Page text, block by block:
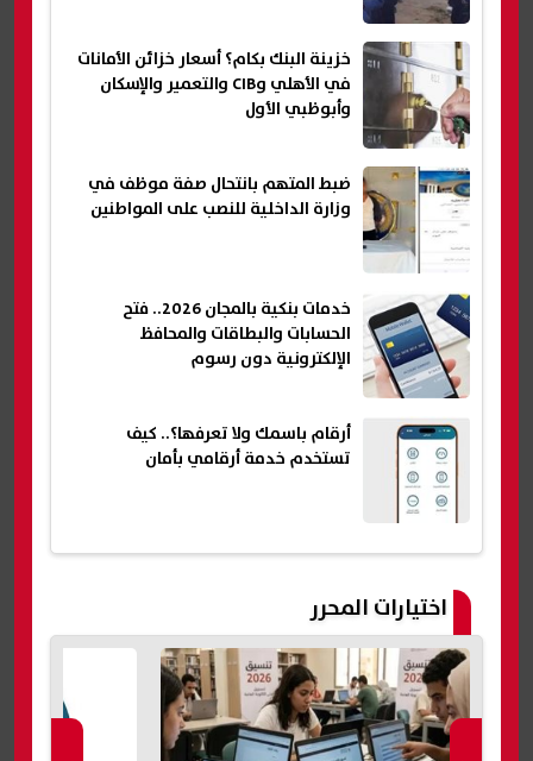
خزينة البنك بكام؟ أسعار خزائن الأمانات
في الأهلي وCIB والتعمير والإسكان
وأبوظبي الأول
ضبط المتهم بانتحال صفة موظف في
وزارة الداخلية للنصب على المواطنين
خدمات بنكية بالمجان 2026.. فتح
الحسابات والبطاقات والمحافظ
الإلكترونية دون رسوم
أرقام باسمك ولا تعرفها؟.. كيف
تستخدم خدمة أرقامي بأمان
اختيارات المحرر